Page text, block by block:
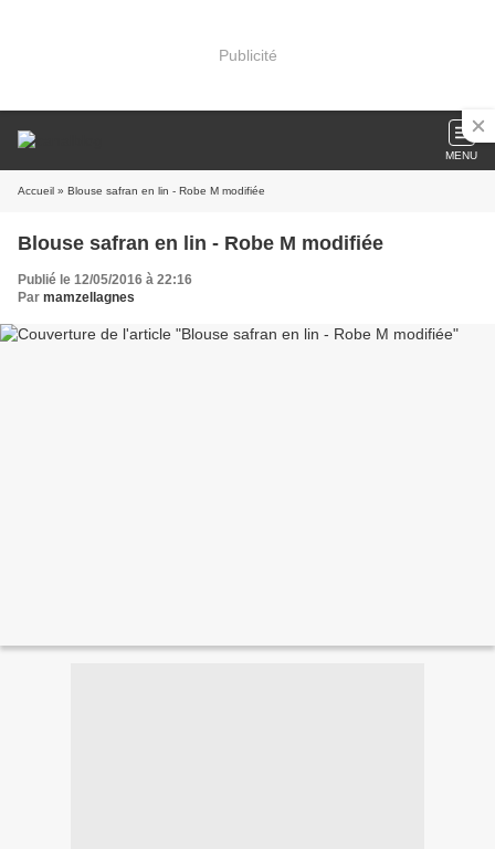
Publicité
MENU
Accueil » Blouse safran en lin - Robe M modifiée
Blouse safran en lin - Robe M modifiée
Publié le 12/05/2016 à 22:16
Par mamzellagnes